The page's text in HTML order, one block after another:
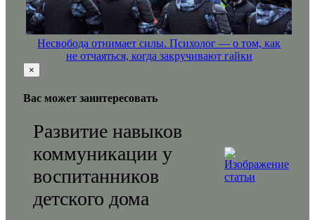
Несвобода отнимает силы. Психолог — о том, как
не отчаяться, когда закручивают гайки
×
Вас может заинтересовать
Развитие навыков
коммуникации у
воспитанников
детского дома